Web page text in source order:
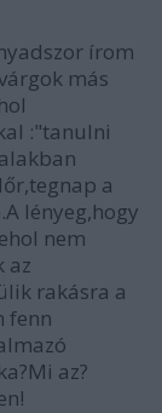
írom
más
:"tanulni
a
lényeg,hogy
nem
az
rakásra a
fenn
az?